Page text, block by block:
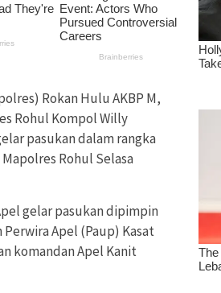
Rokan Hulu AKBP M,
Rohul Kompol Willy
pasukan dalam rangka
Rohul Selasa
gelar pasukan dipimpin
Apel (Paup) Kasat
komandan Apel Kanit